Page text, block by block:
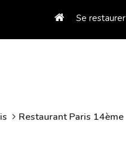
Se restaurer
Restaurant Paris 14ème